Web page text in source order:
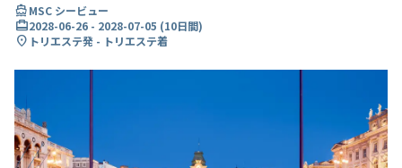
directions_boatMSC シービュー
card_travel2028-06-26 - 2028-07-05 (10日間)
location_on トリエステ発 - トリエステ着